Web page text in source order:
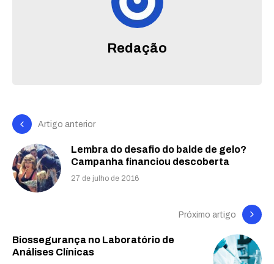
Redação
Artigo anterior
Lembra do desafio do balde de gelo?
Campanha financiou descoberta
27 de julho de 2016
Próximo artigo
Biossegurança no Laboratório de
Análises Clínicas